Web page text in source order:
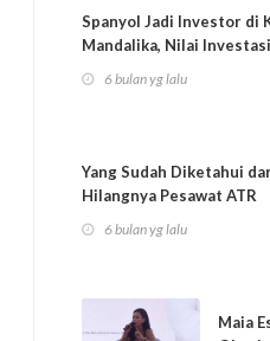
Spanyol Jadi Investor di
Mandalika, Nilai
6 bulan yg lalu
Yang Sudah Diketahui
Hilangnya Pesawat ATR
6 bulan yg lalu
Maia